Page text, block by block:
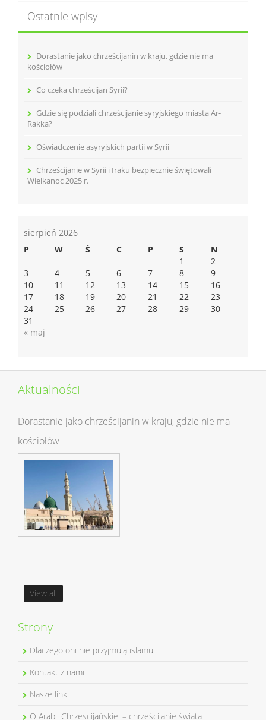
Ostatnie wpisy
Dorastanie jako chrześcijanin w kraju, gdzie nie ma
kościołów
Co czeka chrześcijan Syrii?
Gdzie się podziali chrześcijanie syryjskiego miasta Ar-
Rakka?
Oświadczenie asyryjskich partii w Syrii
Chrześcijanie w Syrii i Iraku bezpiecznie świętowali
Wielkanoc 2025 r.
sierpień 2026
P
W Ś C P S N
« maj
1
2
3
4 5 6 7 8
9
10
11 12 13 14 15
16
17
18 19 20 21 22
23
24
25 26 27 28 29
30
31
Aktualności
Dorastanie jako chrześcijanin w kraju, gdzie nie ma
kościołów
View all
Strony
Dlaczego oni nie przyjmują islamu
Kontakt z nami
Nasze linki
O Arabii Chrzescijańskiej – chrześcijanie świata